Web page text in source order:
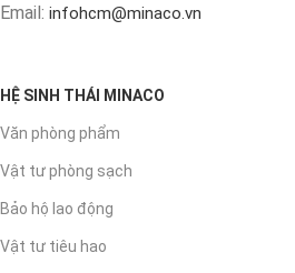
Email: infohcm@minaco.vn
HỆ SINH THÁI MINACO
Văn phòng phẩm
Vật tư phòng sạch
Bảo hộ lao động
Vật tư tiêu hao